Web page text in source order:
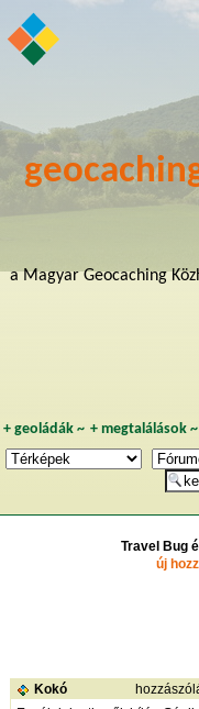
a Magyar Geocaching
+ geoládák~ +megtalálások ~
Travel Bug
új
Kokó